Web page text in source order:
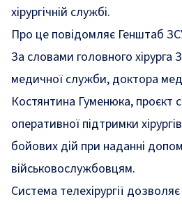
хірургічній службі.
Про це повідомляє Генштаб
За словами головного хірурга
медичної служби, доктора
Костянтина Гуменюка, проєкт
оперативної підтримки
бойових дій при наданні
військовослужбовцям.
Система телехірургії